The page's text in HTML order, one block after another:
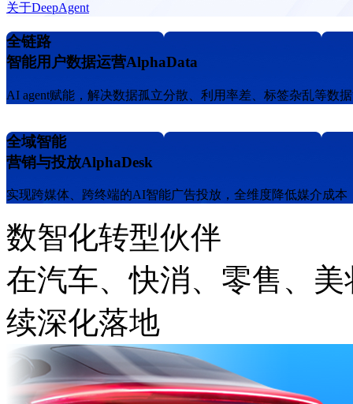
关于DeepAgent
全链路
智能用户数据运营AlphaData
AI agent赋能，解决数据孤立分散、利用率差、标签杂乱
全域智能
营销与投放AlphaDesk
实现跨媒体、跨终端的AI智能广告投放，全维度降低媒介成本
数智化转型伙伴
在汽车、快消、零售
续深化落地